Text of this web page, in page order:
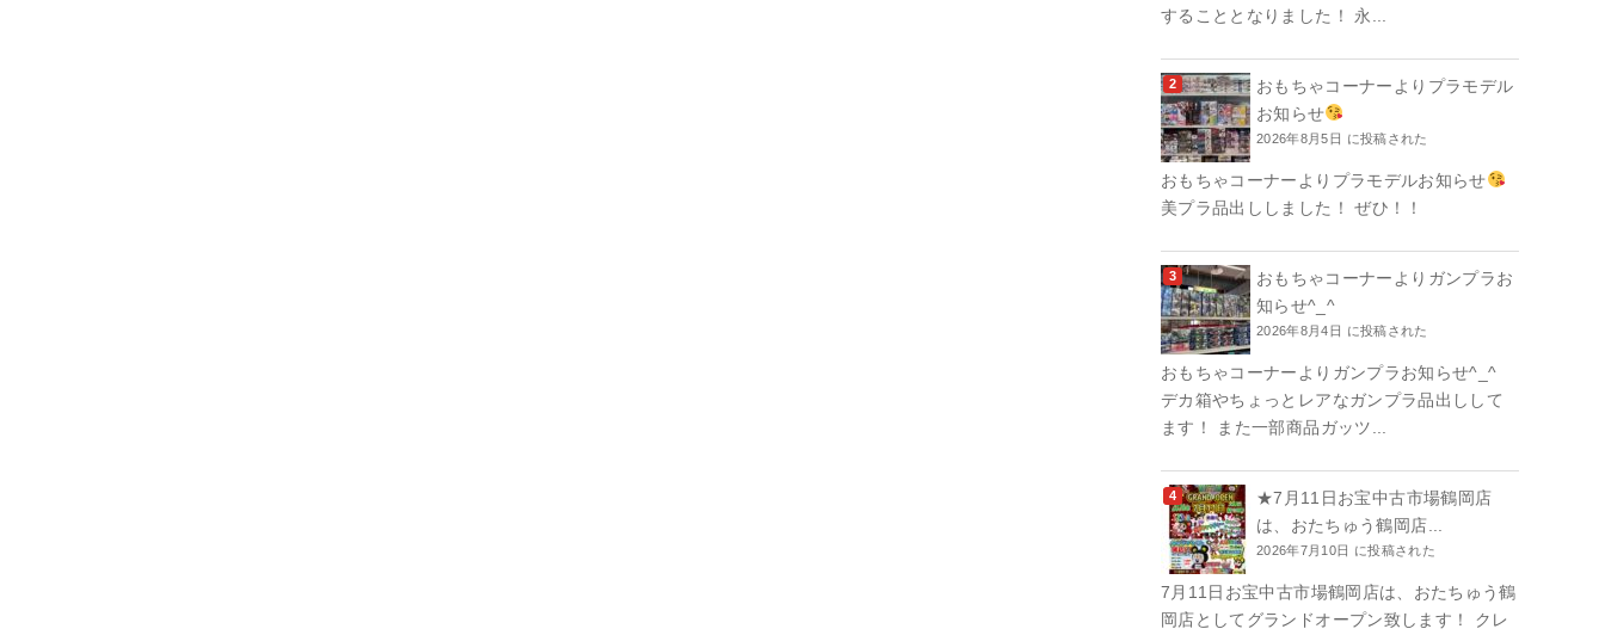
することとなりました！ 永...
おもちゃコーナーよりプラモデル
お知らせ
2026年8月5日 に投稿された
おもちゃコーナーよりプラモデルお知らせ
美プラ品出ししました！ ぜひ！！
おもちゃコーナーよりガンプラお
知らせ^_^
2026年8月4日 に投稿された
おもちゃコーナーよりガンプラお知らせ^_^
デカ箱やちょっとレアなガンプラ品出しして
ます！ また一部商品ガッツ...
★7月11日お宝中古市場鶴岡店
は、おたちゅう鶴岡店...
2026年7月10日 に投稿された
7月11日お宝中古市場鶴岡店は、おたちゅう鶴
岡店としてグランドオープン致します！ クレ